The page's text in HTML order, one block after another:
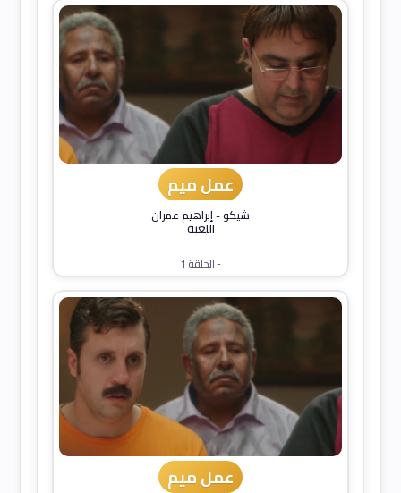
عمل ميم
شيكو-إبراهيم عمران
اللعبة
- الحلقة 1
عمل ميم